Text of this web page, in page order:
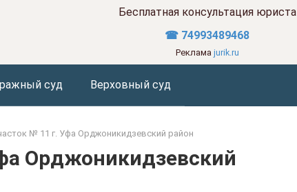
Бесплатная консультация юриста
☎ 74993489468
Реклама jurik.ru
суд Верховный суд
№ 11 г. Уфа Орджоникидзевский район
Орджоникидзевский